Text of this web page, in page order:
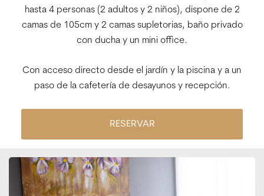
hasta 4 personas (2 adultos y 2 niños), dispone de 2
camas de 105cm y 2 camas supletorias, baño privado
con ducha y un mini office.
Con acceso directo desde el jardín y la piscina y a un
paso de la cafetería de desayunos y recepción.
RESERVAR